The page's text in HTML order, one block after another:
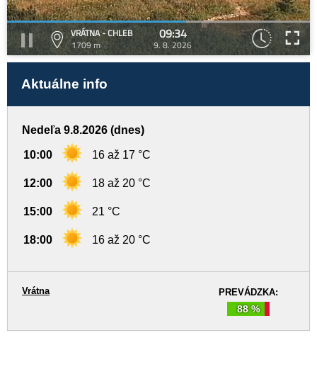
VRÁTNA - CHLEB
1709 m
09:34
9. 8. 2026
Aktuálne info
Nedeľa 9.8.2026 (dnes)
10:00 16 až 17 °C
12:00 18 až 20 °C
15:00 21 °C
18:00 16 až 20 °C
PREVÁDZKA:
88 %
Vrátna